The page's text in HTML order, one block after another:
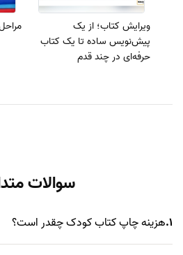
ویرایش کتاب؛ از یک
پیش‌نویس ساده تا یک کتاب
حرفه‌ای در چند قدم
سوالات
1. هزینه چاپ کتاب کودک چقدر است؟